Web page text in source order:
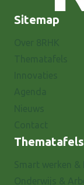
Sitemap
Thematafels